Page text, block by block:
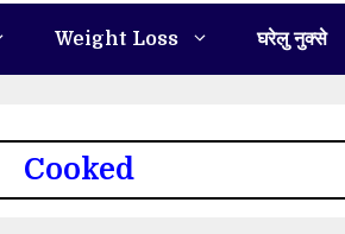
Weight Loss घरेलु नुक्से
Cooked